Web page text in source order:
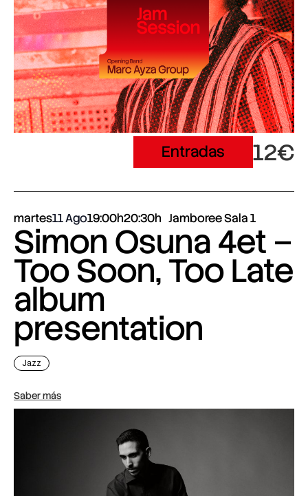
Entradas 12€
martes11 Ago19:00h20:30h Jamboree Sala 1
Simon Osuna 4et –
Too Soon, Too Late
album
presentation
Jazz
Saber más